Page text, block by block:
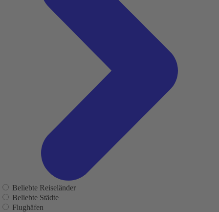
Beliebte Reiseländer
Beliebte Städte
Flughäfen